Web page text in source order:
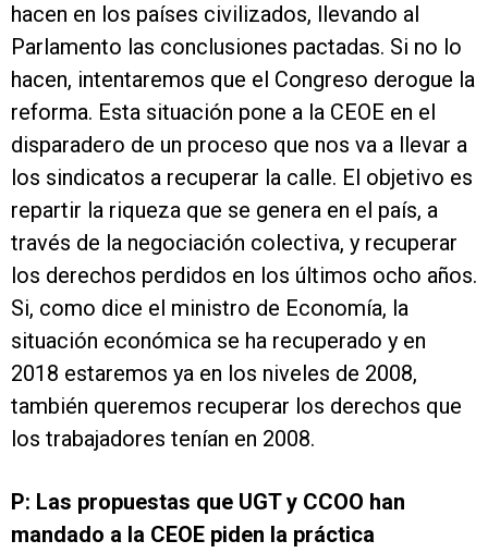
hacen en los países civilizados, llevando al
Parlamento las conclusiones pactadas. Si no lo
hacen, intentaremos que el Congreso derogue la
reforma. Esta situación pone a la CEOE en el
disparadero de un proceso que nos va a llevar a
los sindicatos a recuperar la calle. El objetivo es
repartir la riqueza que se genera en el país, a
través de la negociación colectiva, y recuperar
los derechos perdidos en los últimos ocho años.
Si, como dice el ministro de Economía, la
situación económica se ha recuperado y en
2018 estaremos ya en los niveles de 2008,
también queremos recuperar los derechos que
los trabajadores tenían en 2008.
P: Las propuestas que UGT y CCOO han
mandado a la CEOE piden la práctica